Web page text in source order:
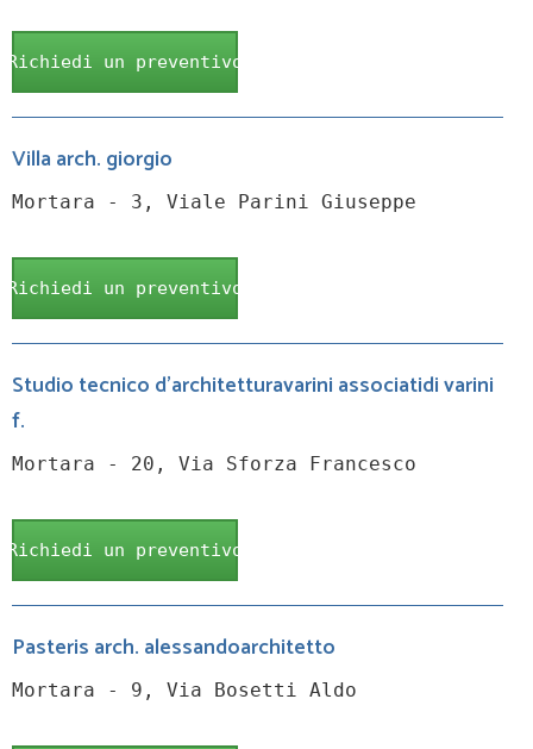
Richiedi un preventivo
Villa arch. giorgio
Mortara - 3, Viale Parini Giuseppe
Richiedi un preventivo
Studio tecnico d'architetturavarini associatidi varini
f.
Mortara - 20, Via Sforza Francesco
Richiedi un preventivo
Pasteris arch. alessandoarchitetto
Mortara - 9, Via Bosetti Aldo